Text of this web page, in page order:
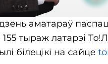
аматараў
тыраж латарэі
білецікі на сайце